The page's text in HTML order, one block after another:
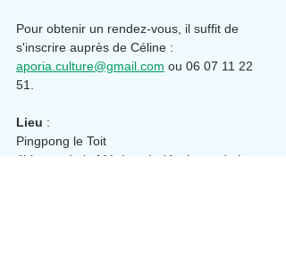
Pour obtenir un rendez-vous, il suffit de
s'inscrire auprès de Céline :
aporia.culture@gmail.com ou 06 07 11 22
51.
Lieu :
Pingpong le Toit
4bis rue de la Mégisserie (4e étage de la